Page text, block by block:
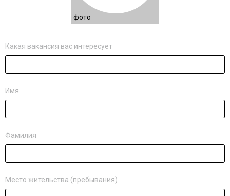
фото
Какая вакансия вас интересует
Имя
Фамилия
Место жительства (пребывания)